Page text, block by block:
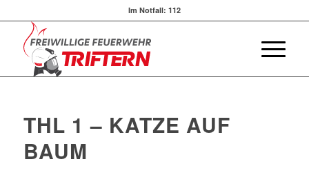
Im Notfall: 112
THL 1 – KATZE AUF
BAUM